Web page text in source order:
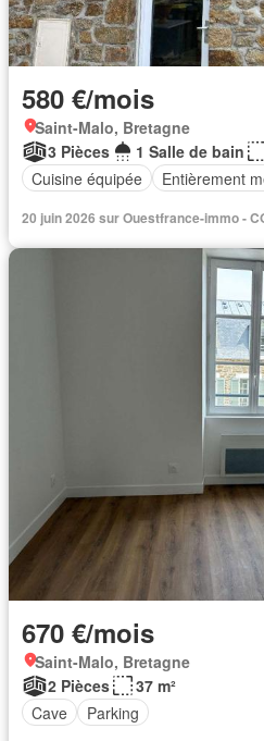
580 €/mois
Saint-Malo, Bretagne
3 Pièces
1 Salle de bain
Cuisine équipée
Entièrement
20 juin 2026 sur Ouestfrance-immo -
670 €/mois
Saint-Malo, Bretagne
2 Pièces
37 m²
Cave
Parking